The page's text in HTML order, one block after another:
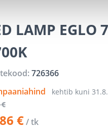
LAMP EGLO
726366
kehtib kuni
€
€/ tk